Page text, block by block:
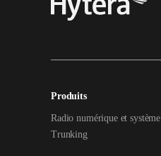
Produits
Radio numérique et système
Trunking